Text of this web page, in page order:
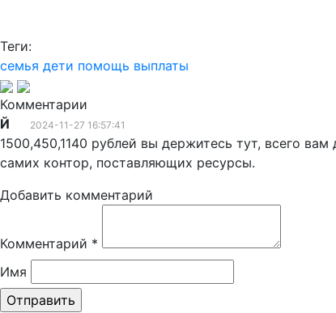
Теги:
семья дети помощь выплаты
Комментарии
Й
2024-11-27 16:57:41
1500,450,1140 рублей вы держитесь тут, всего
самих контор, поставляющих ресурсы.
Добавить комментарий
Комментарий *
Имя